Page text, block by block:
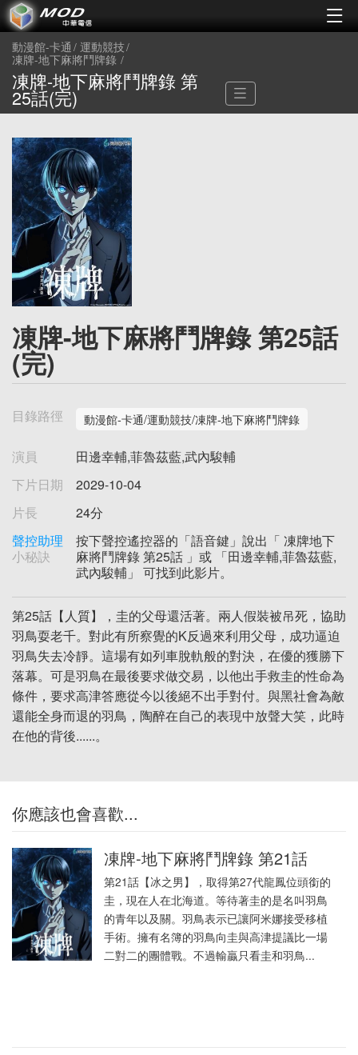
動漫館-卡通 運動競技
凍牌-地下麻將鬥牌錄
凍牌-地下麻將鬥牌錄 第
25話(完)
凍牌-地下麻將鬥牌錄 第25話
(完)
目錄路徑 動漫館-卡通/運動競技/凍牌-地下麻將鬥牌錄
演員
田邊幸輔,菲魯茲藍,武內駿輔
下片日期
2029-10-04
片長
24分
聲控助理
小秘訣
按下聲控遙控器的「語音鍵」說出「 凍牌地下
麻將鬥牌錄 第25話 」或 「田邊幸輔,菲魯茲藍,
武內駿輔」 可找到此影片。
第25話【人質】，圭的父母還活著。兩人假裝被吊死，協助
羽鳥耍老千。對此有所察覺的K反過來利用父母，成功逼迫
羽鳥失去冷靜。這場有如列車脫軌般的對決，在優的獲勝下
落幕。可是羽鳥在最後要求做交易，以他出手救圭的性命為
條件，要求高津答應從今以後絕不出手對付。與黑社會為敵
還能全身而退的羽鳥，陶醉在自己的表現中放聲大笑，此時
在他的背後......。
你應該也會喜歡...
凍牌-地下麻將鬥牌錄 第21話
第21話【冰之男】，取得第27代龍鳳位頭銜的
圭，現在人在北海道。等待著圭的是名叫羽鳥
的青年以及關。羽鳥表示已讓阿米娜接受移植
手術。擁有名簿的羽鳥向圭與高津提議比一場
二對二的團體戰。不過輸贏只看圭和羽鳥...